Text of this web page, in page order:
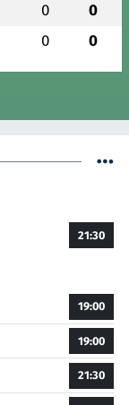
0 0
0 0
21:30
19:00
19:00
21:30